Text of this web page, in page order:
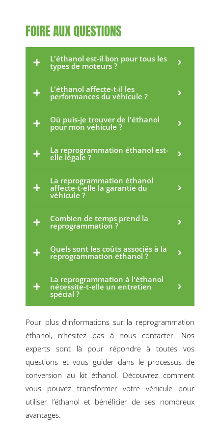
FOIRE AUX QUESTIONS
L'éthanol est-il bon pour tous les
types de moteurs ?
L'éthanol affecte-t-il les
performances du véhicule ?
Où puis-je trouver de l'éthanol
pour mon véhicule ?
La reprogrammation éthanol est-
elle légale ?
La reprogrammation éthanol
affecte-t-elle la garantie du
véhicule ?
Combien de temps prend la
reprogrammation ?
Quels sont les coûts associés à la
reprogrammation éthanol ?
La reprogrammation à l'éthanol
nécessite-t-elle un entretien
spécial ?
Pour plus d’informations sur la reprogrammation
éthanol, n’hésitez pas à nous contacter. Nos
experts sont là pour répondre à toutes vos
questions et vous guider dans le processus de
conversion au kit éthanol. Découvrez comment
vous pouvez transformer votre véhicule pour
utiliser l’éthanol et bénéficier de ses nombreux
avantages.